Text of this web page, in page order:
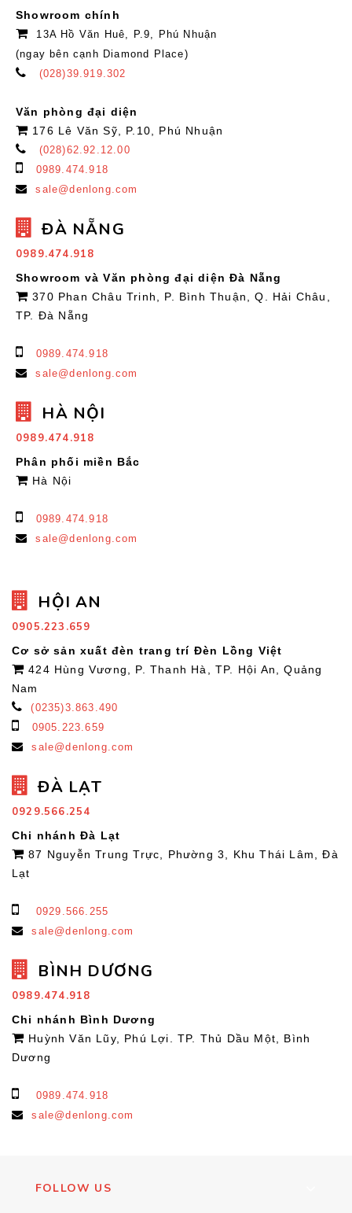
Showroom chính
13A Hồ Văn Huê, P.9, Phú Nhuận
(ngay bên cạnh Diamond Place)
(028)39.919.302
Văn phòng đại diện
176 Lê Văn Sỹ, P.10, Phú Nhuận
(028)62.92.12.00
0989.474.918
sale@denlong.com
ĐÀ NẴNG
0989.474.918
Showroom và Văn phòng đại diện Đà Nẵng
370 Phan Châu Trinh, P. Bình Thuận, Q. Hải Châu,
TP. Đà Nẵng
0989.474.918
sale@denlong.com
HÀ NỘI
0989.474.918
Phân phối miền Bắc
Hà Nội
0989.474.918
sale@denlong.com
HỘI AN
0905.223.659
Cơ sở sản xuất đèn trang trí Đèn Lồng Việt
424 Hùng Vương, P. Thanh Hà, TP. Hội An, Quảng
Nam
(0235)3.863.490
0905.223.659
sale@denlong.com
ĐÀ LẠT
0929.566.254
Chi nhánh Đà Lạt
87 Nguyễn Trung Trực, Phường 3, Khu Thái Lâm, Đà
Lạt
0929.566.255
sale@denlong.com
BÌNH DƯƠNG
0989.474.918
Chi nhánh Bình Dương
Huỳnh Văn Lũy, Phú Lợi. TP. Thủ Dầu Một, Bình
Dương
0989.474.918
sale@denlong.com
FOLLOW US